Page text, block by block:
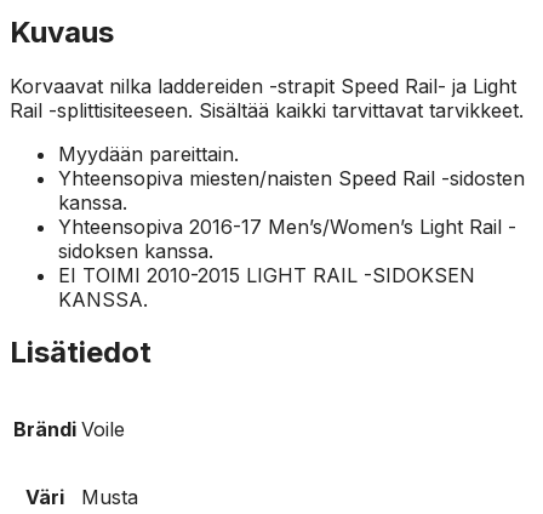
Kuvaus
Korvaavat nilka laddereiden -strapit Speed Rail- ja Light
Rail -splittisiteeseen. Sisältää kaikki tarvittavat tarvikkeet.
Myydään pareittain.
Yhteensopiva miesten/naisten Speed Rail -sidosten
kanssa.
Yhteensopiva 2016-17 Men’s/Women’s Light Rail -
sidoksen kanssa.
EI TOIMI 2010-2015 LIGHT RAIL -SIDOKSEN
KANSSA.
Lisätiedot
Brändi Voile
Väri Musta